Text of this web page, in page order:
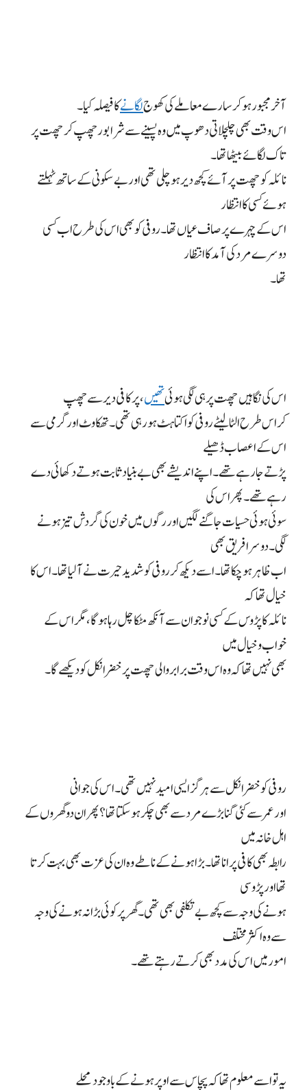
آخر مجبور ہو کر سارے معاملے کی کھوجلگانےکا فیصلہ کیا۔
اس وقت بھی چلچلاتی دھوپ میں وہ پسینے سے شرابور چھپ کر چھت پر
تاک لگائے بیٹھا تھا۔
نائلہ کو چھت پر آئے کچھ دیر ہو چلی تھی اور بے سکونی کے ساتھ ٹہلتے
ہوئے کسی کا انتظار
اس کے چہرے پر صاف عیاں تھا۔ روفی کو بھی اس کی طرح اب کسی
دوسرے مرد کی آمد کا انتظار
تھا۔
اس کی نگاہیں چھت پر ہی لگی ہوئیتھیں، پر کافی دیر سے چھپ
کر اس طرح الٹا لیٹے روفی کو اکتاہٹ ہو رہی تھی۔ تھکاوٹ اور گرمی سے
اس کے اعصاب ڈھیلے
پڑتے جا رہے تھے۔ اپنے اندیشے بھی بے بنیاد ثابت ہوتے دکھائی دے
رہے تھے۔ پھر اس کی
سوئی ہوئی حسیات جاگنے لگیں اور رگوں میں خون کی گردش تیز ہونے
لگی۔ دوسرا فریق بھی
اب ظاہر ہو چکا تھا۔ اسے دیکھ کر روفی کو شدید حیرت نے آ لیا تھا۔ اس کا
خیال تھا کہ
نائلہ کا پڑوس کے کسی نوجوان سے آنکھ مٹکا چل رہا ہوگا، مگر اس کے
خواب و خیال میں
بھی نہیں تھا کہ وہ اس وقت برابر والی چھت پر خضر انکل کو دیکھے گا۔
روفی کو خضر انکل سے ہرگز ایسی امید نہیں تھی۔ اس کی جوانی
اور عمر سے کئی گنا بڑے مرد سے بھی چکر ہو سکتا تھا؟ پھر ان دو گھروں کے
اہل خانہ میں
رابطہ بھی کافی پرانا تھا۔ بڑا ہونے کے ناطے وہ ان کی عزت بھی بہت کرتا
تھا اور پڑوسی
ہونے کی وجہ سے کچھ بے تکلفی بھی تھی۔ گھر پر کوئی بڑا نہ ہونے کی وجہ
سے وہ اکثر مختلف
امور میں اس کی مدد بھی کرتے رہتے تھے۔
یہ تو اسے معلوم تھا کہ پچاس سے اوپر ہونے کے باوجود محلے